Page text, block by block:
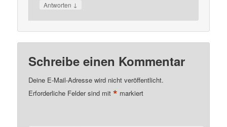
Antworten ↓
Schreibe einen Kommentar
Deine E-Mail-Adresse wird nicht veröffentlicht.
Erforderliche Felder sind mit* markiert